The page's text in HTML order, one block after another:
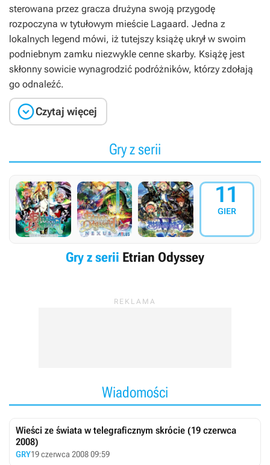
sterowana przez gracza drużyna swoją przygodę
rozpoczyna w tytułowym mieście Lagaard. Jedna z
lokalnych legend mówi, iż tutejszy książę ukrył w swoim
podniebnym zamku niezwykle cenne skarby. Książę jest
skłonny sowicie wynagrodzić podróżników, którzy zdołają
go odnaleźć.
Czytaj więcej
Gry z serii
11
GIER
Gry z serii Etrian Odyssey
Wiadomości
Wieści ze świata w telegraficznym skrócie (19 czerwca
2008)
GRY19 czerwca 2008 09:59